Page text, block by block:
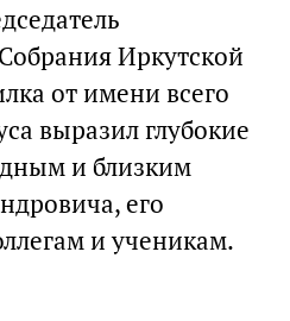
Иркутской
от имени всего
выразил глубокие
и близким
его
и ученикам.